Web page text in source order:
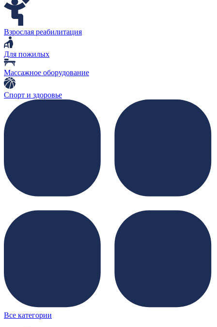
Взрослая реабилитация
Для пожилых
Массажное оборудование
Спорт и здоровье
Все категории